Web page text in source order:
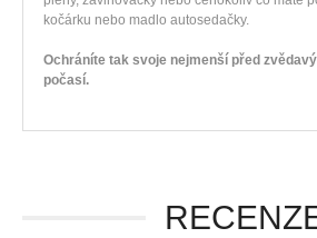
kočárku nebo madlo autosedačky.
Ochráníte tak svoje nejmenší před
počasí.